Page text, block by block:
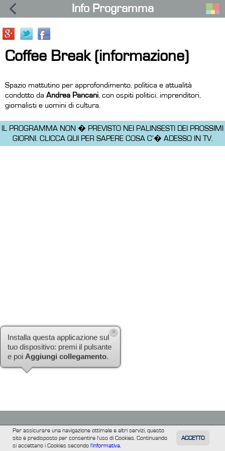
TUTTI FILM
Per assicurare una navigazione ottimale e altri servizi, questo
sito è predisposto per consentire l'uso di Cookies. Continuando
si accettano i Cookies secondol'informativa.
ACCETTO
Info Programma
Coffee Break (informazione)
Spazio mattutino per approfondimento, politica e attualità
condotto da Andrea Pancani , con ospiti politici, imprenditori,
giornalisti e uomini di cultura.
IL PROGRAMMA NON � PREVISTO NEI PALINSESTI DEI PROSSIMI
GIORNI. CLICCA QUI PER SAPERE COSA C'� ADESSO IN TV.
Installa questa applicazione sul
tuo dispositivo: premi il pulsante
Aggiungi collegamento